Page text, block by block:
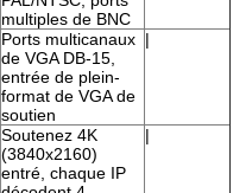
multiples de BNC
Ports multicanaux
de VGA DB-15,
entrée de plein-
format de VGA de
soutien
|
Soutenez 4K
(3840x2160)
entré, chaque IP
|